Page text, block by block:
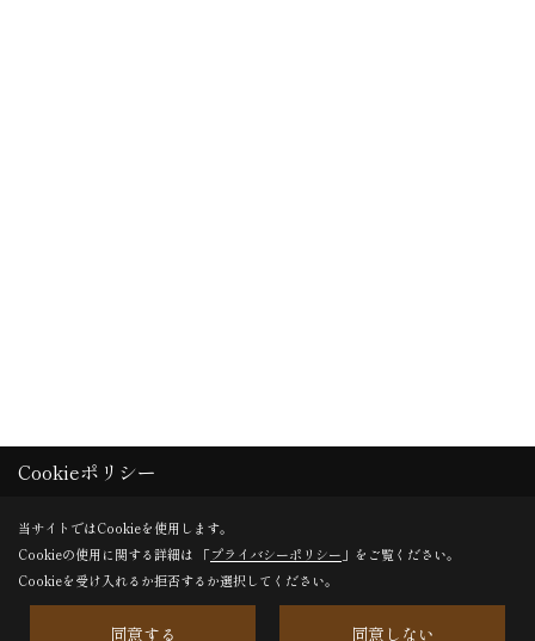
Cookieポリシー
当サイトではCookieを使用します。
Cookieの使用に関する詳細は 「プライバシーポリシー 」をご覧ください。
Cookieを受け入れるか拒否するか選択してください。
同意する 同意しない